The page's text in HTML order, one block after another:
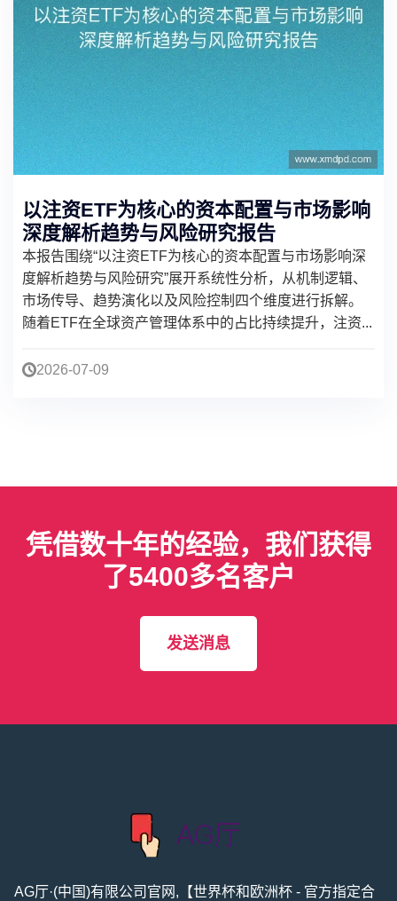
以注资ETF为核心的资本配置与市场影响
深度解析趋势与风险研究报告
本报告围绕“以注资ETF为核心的资本配置与市场影响深
度解析趋势与风险研究”展开系统性分析，从机制逻辑、
市场传导、趋势演化以及风险控制四个维度进行拆解。
随着ETF在全球资产管理体系中的占比持续提升，注资...
2026-07-09
凭借数十年的经验，我们获得
了5400多名客户
发送消息
AG厅·(中国)有限公司官网,【世界杯和欧洲杯 - 官方指定合